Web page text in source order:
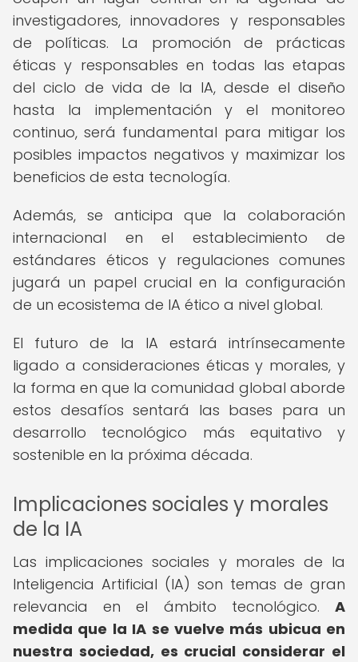
investigadores, innovadores y responsables
de políticas. La promoción de prácticas
éticas y responsables en todas las etapas
del ciclo de vida de la IA, desde el diseño
hasta la implementación y el monitoreo
continuo, será fundamental para mitigar los
posibles impactos negativos y maximizar los
beneficios de esta tecnología.
Además, se anticipa que la colaboración
internacional en el establecimiento de
estándares éticos y regulaciones comunes
jugará un papel crucial en la configuración
de un ecosistema de IA ético a nivel global.
El futuro de la IA estará intrínsecamente
ligado a consideraciones éticas y morales, y
la forma en que la comunidad global aborde
estos desafíos sentará las bases para un
desarrollo tecnológico más equitativo y
sostenible en la próxima década.
Implicaciones sociales y morales
de la IA
Las implicaciones sociales y morales de la
Inteligencia Artificial (IA) son temas de gran
relevancia en el ámbito tecnológico. A
medida que la IA se vuelve más ubicua en
nuestra sociedad, es crucial considerar el